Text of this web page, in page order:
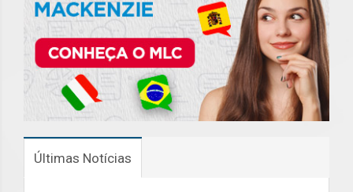
Últimas Notícias